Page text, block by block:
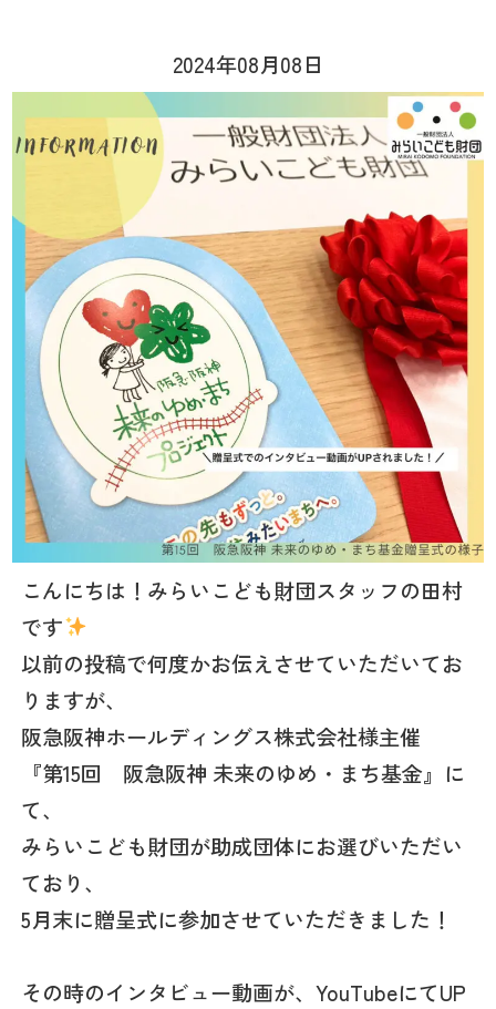
2024年08月08日
こんにちは！みらいこども財団スタッフの田村
です
以前の投稿で何度かお伝えさせていただいてお
りますが、
阪急阪神ホールディングス株式会社様主催
『第15回 阪急阪神 未来のゆめ・まち基金』に
て、
みらいこども財団が助成団体にお選びいただい
ており、
5月末に贈呈式に参加させていただきました！
その時のインタビュー動画が、YouTubeにてUP